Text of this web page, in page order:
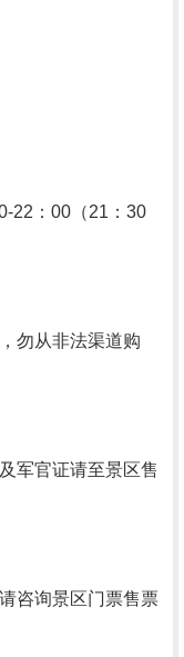
22：00（21：30
勿从非法渠道购
军官证请至景区售
咨询景区门票售票